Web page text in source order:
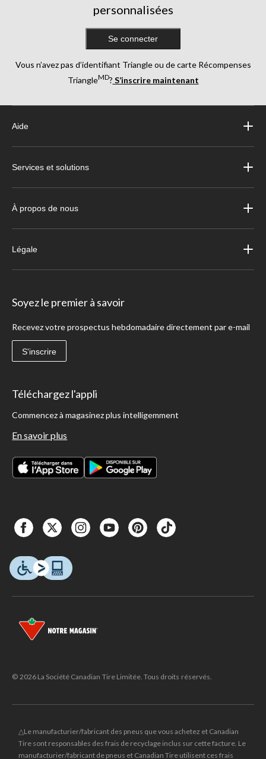
personnalisées
Se connecter
Vous n’avez pas d’identifiant Triangle ou de carte Récompenses
TriangleMD? S’inscrire maintenant
Aide
Services et solutions
À propos de nous
Légale
Soyez le premier à savoir
Recevez votre prospectus hebdomadaire directement par e-mail
S'inscrire
Téléchargez l'appli
Commencez à magasinez plus intelligemment
En savoir plus
© 2026 La Société Canadian Tire Limitée. Tous droits réservés.
△Le manufacturier/fabricant des pneus que vous achetez et Canadian
Tire sont responsables des frais de recyclage inclus sur cette facture. Le
manufacturier/fabricant de pneus et Canadian Tire utilisent ces frais